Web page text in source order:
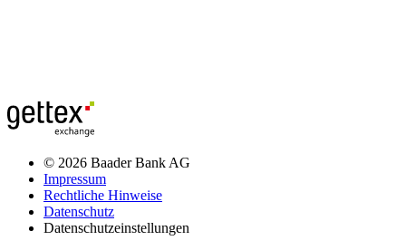
© 2026 Baader Bank AG
Impressum
Rechtliche Hinweise
Datenschutz
Datenschutzeinstellungen